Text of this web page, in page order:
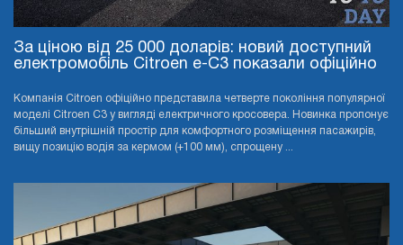
За ціною від 25 000 доларів: новий доступний
електромобіль Citroen e-C3 показали офіційно
Компанія Citroen офіційно представила четверте покоління популярної
моделі Citroen C3 у вигляді електричного кросовера. Новинка пропонує
більший внутрішній простір для комфортного розміщення пасажирів,
вищу позицію водія за кермом (+100 мм), спрощену ...